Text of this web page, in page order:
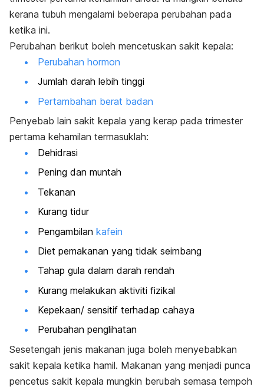
kerana tubuh mengalami beberapa perubahan pada
ketika ini.
Perubahan berikut boleh mencetuskan sakit kepala:
Perubahan hormon
Jumlah darah lebih tinggi
Pertambahan berat badan
Penyebab lain sakit kepala yang kerap pada trimester
pertama kehamilan termasuklah:
Dehidrasi
Pening dan muntah
Tekanan
Kurang tidur
Pengambilan kafein
Diet pemakanan yang tidak seimbang
Tahap gula dalam darah rendah
Kurang melakukan aktiviti fizikal
Kepekaan/ sensitif terhadap cahaya
Perubahan penglihatan
Sesetengah jenis makanan juga boleh menyebabkan
sakit kepala ketika hamil. Makanan yang menjadi punca
pencetus sakit kepala mungkin berubah semasa tempoh